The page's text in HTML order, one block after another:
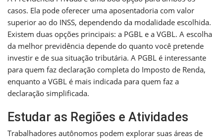
casos. Ela pode oferecer uma aposentadoria com valor
superior ao do INSS, dependendo da modalidade escolhida.
Existem duas opções principais: a PGBL e a VGBL. A escolha
da melhor previdência depende do quanto você pretende
investir e de sua situação tributária. A PGBL é interessante
para quem faz declaração completa do Imposto de Renda,
enquanto a VGBL é mais indicada para quem faz a
declaração simplificada.
Estudar as Regiões e Atividades
Trabalhadores autônomos podem explorar suas áreas de